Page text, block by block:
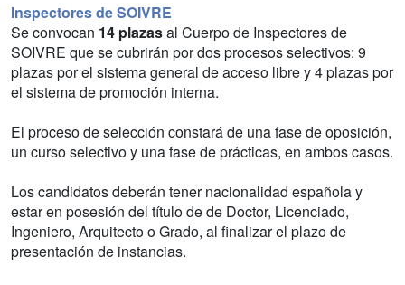
Inspectores de SOIVRE
Se convocan 14 plazasal Cuerpo de Inspectores de
SOIVRE que se cubrirán por dos procesos selectivos: 9
plazas por el sistema general de acceso libre y 4 plazas por
el sistema de promoción interna.
El proceso de selección constará de una fase de oposición,
un curso selectivo y una fase de prácticas, en ambos casos.
Los candidatos deberán tener nacionalidad española y
estar en posesión del título de de Doctor, Licenciado,
Ingeniero, Arquitecto o Grado, al finalizar el plazo de
presentación de instancias.